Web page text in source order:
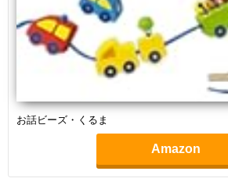
お話ビーズ・くるま
Amazon